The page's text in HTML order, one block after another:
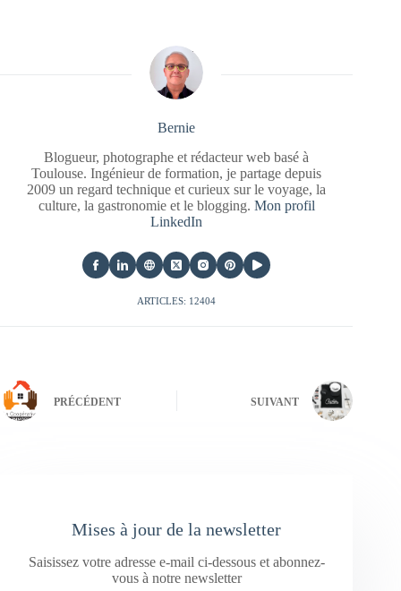
Bernie
Blogueur, photographe et rédacteur web basé à
Toulouse. Ingénieur de formation, je partage depuis
2009 un regard technique et curieux sur le voyage, la
culture, la gastronomie et le blogging. Mon profil
LinkedIn
ARTICLES: 12404
PRÉCÉDENT SUIVANT
Mises à jour de la newsletter
Saisissez votre adresse e-mail ci-dessous et abonnez-
vous à notre newsletter